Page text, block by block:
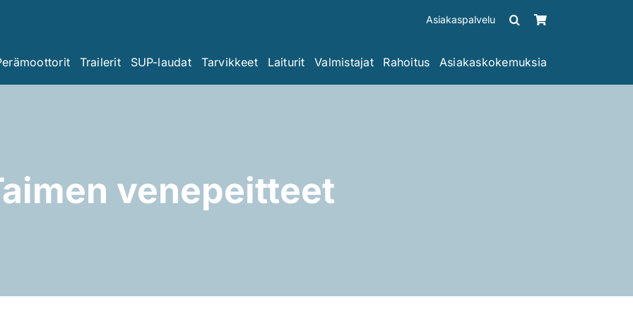
Asiakaspalvelu
Trailerit SUP-laudat Tarvikkeet Laiturit Valmistajat Rahoitus Asiakaskokemuksia
venepeitteet